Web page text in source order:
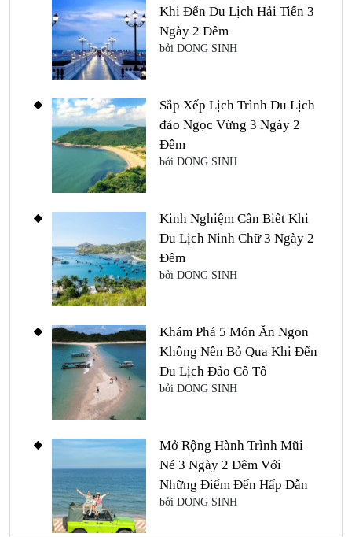
Khi Đến Du Lịch Hải Tiến 3
Ngày 2 Đêm
bởi DONG SINH
Sắp Xếp Lịch Trình Du Lịch
đảo Ngọc Vừng 3 Ngày 2
Đêm
bởi DONG SINH
Kinh Nghiệm Cần Biết Khi
Du Lịch Ninh Chữ 3 Ngày 2
Đêm
bởi DONG SINH
Khám Phá 5 Món Ăn Ngon
Không Nên Bỏ Qua Khi Đến
Du Lịch Đảo Cô Tô
bởi DONG SINH
Mở Rộng Hành Trình Mũi
Né 3 Ngày 2 Đêm Với
Những Điểm Đến Hấp Dẫn
bởi DONG SINH